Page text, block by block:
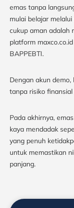
emas tanpa
mulai belajar
cukup aman adalah
platform
BAPPEBTI.
Dengan akun
tanpa risiko
Pada akhirnya,
kaya mendadak
yang penuh
untuk memastikan
panjang.